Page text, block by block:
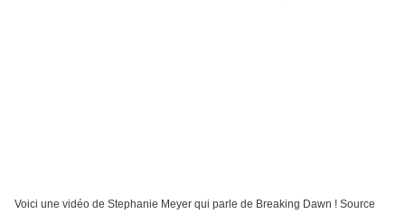
Voici une vidéo de Stephanie Meyer qui parle de Breaking Dawn ! Source